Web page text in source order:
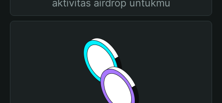
aktivitas airdrop untukmu